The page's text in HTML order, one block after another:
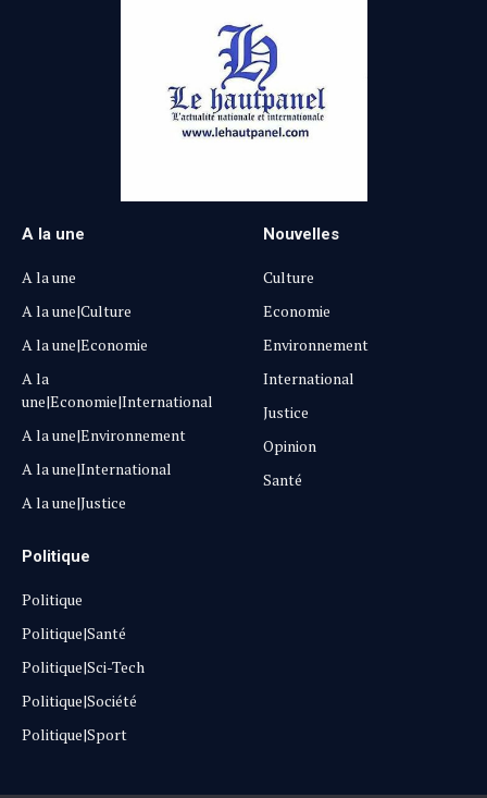
A la une
A la une
A la une|Culture
A la une|Economie
A la
une|Economie|International
A la une|Environnement
A la une|International
A la une|Justice
Nouvelles
Culture
Economie
Environnement
International
Justice
Opinion
Santé
Politique
Politique
Politique|Santé
Politique|Sci-Tech
Politique|Société
Politique|Sport